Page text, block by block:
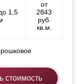
1,5
от
2843
руб.
кв.м.
стоимость